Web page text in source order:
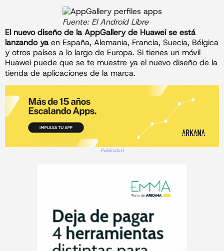
Fuente: El Android Libre
El nuevo diseño de la AppGallery de Huawei se está
lanzando ya en España, Alemania, Francia, Suecia, Bélgica
y otros países a lo largo de Europa. Si tienes un móvil
Huawei puede que se te muestre ya el nuevo diseño de la
tienda de aplicaciones de la marca.
Publicidad